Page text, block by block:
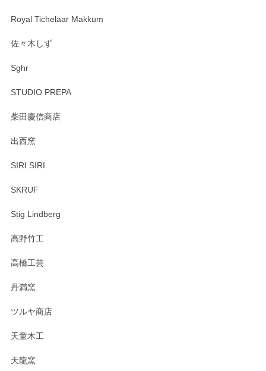
Royal Tichelaar Makkum
佐々木しず
Sghr
STUDIO PREPA
柴田慶信商店
出西窯
SIRI SIRI
SKRUF
Stig Lindberg
高野竹工
高橋工芸
丹満窯
ツルヤ商店
天童木工
天龍窯